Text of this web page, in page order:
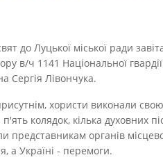
до Луцької міської ради
в/ч 1141 Національної
Сергія Лівончука.
хористи виконали
колядок, кілька духовних
представникам органів
а Україні - перемоги.